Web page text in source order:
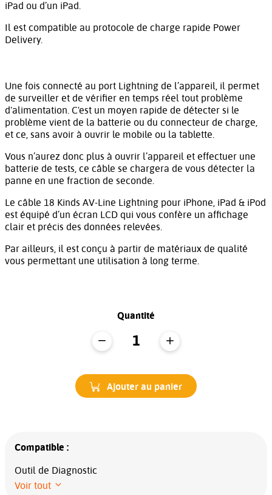
iPad ou d’un iPad.
Il est compatible au protocole de charge rapide Power
Delivery.
Une fois connecté au port Lightning de l’appareil, il permet
de surveiller et de vérifier en temps réel tout problème
d'alimentation. C'est un moyen rapide de détecter si le
problème vient de la batterie ou du connecteur de charge,
et ce, sans avoir à ouvrir le mobile ou la tablette.
Vous n’aurez donc plus à ouvrir l’appareil et effectuer une
batterie de tests, ce câble se chargera de vous détecter la
panne en une fraction de seconde.
Le câble 18 Kinds AV-Line Lightning pour iPhone, iPad & iPod
est équipé d’un écran LCD qui vous confère un affichage
clair et précis des données relevées.
Par ailleurs, il est conçu à partir de matériaux de qualité
vous permettant une utilisation à long terme.
Quantité
Ajouter au panier
Compatible :
Outil de Diagnostic
Voir tout